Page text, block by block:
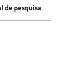
de pesquisa